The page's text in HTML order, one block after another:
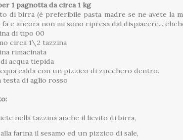
1 pagnotta da circa 1 kg
di birra (è preferibile pasta madre se ne avete la
e ancora non mi sono ripresa dal dispiacere...
di tipo 00
circa 1\2 tazzina
rimacinata
acqua tiepida
calda con un pizzico di zucchero dentro.
testa di aglio rosso
nella tazzina anche il lievito di birra,
farina il sesamo ed un pizzico di sale,